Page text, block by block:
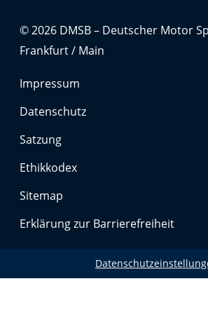
© 2026 DMSB – Deutscher Motor
Frankfurt / Main
Impressum
Datenschutz
Satzung
Ethikkodex
Sitemap
Erklärung zur Barrierefreiheit